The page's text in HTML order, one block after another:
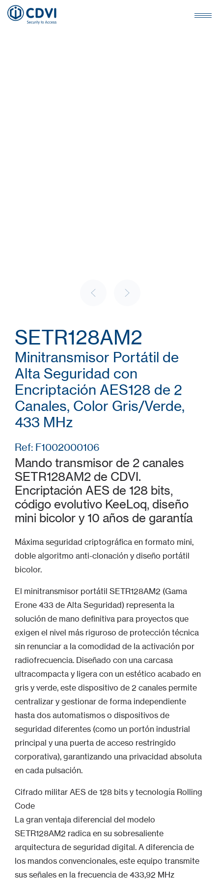
SETR128AM2
Minitransmisor Portátil de
Alta Seguridad con
Encriptación AES128 de 2
Canales, Color Gris/Verde,
433 MHz
Ref: F1002000106
Mando transmisor de 2 canales
SETR128AM2 de CDVI.
Encriptación AES de 128 bits,
código evolutivo KeeLoq, diseño
mini bicolor y 10 años de garantía
Máxima seguridad criptográfica en formato mini,
doble algoritmo anti-clonación y diseño portátil
bicolor.
El minitransmisor portátil SETR128AM2 (Gama
Erone 433 de Alta Seguridad) representa la
solución de mano definitiva para proyectos que
exigen el nivel más riguroso de protección técnica
sin renunciar a la comodidad de la activación por
radiofrecuencia. Diseñado con una carcasa
ultracompacta y ligera con un estético acabado en
gris y verde, este dispositivo de 2 canales permite
centralizar y gestionar de forma independiente
hasta dos automatismos o dispositivos de
seguridad diferentes (como un portón industrial
principal y una puerta de acceso restringido
corporativa), garantizando una privacidad absoluta
en cada pulsación.
Cifrado militar AES de 128 bits y tecnología Rolling
Code
La gran ventaja diferencial del modelo
SETR128AM2 radica en su sobresaliente
arquitectura de seguridad digital. A diferencia de
los mandos convencionales, este equipo transmite
sus señales en la frecuencia de 433,92 MHz